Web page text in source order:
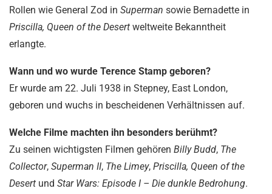
Rollen wie General Zod in Superman sowie Bernadette in
Priscilla, Queen of the Desert weltweite Bekanntheit
erlangte.
Wann und wo wurde Terence Stamp geboren?
Er wurde am 22. Juli 1938 in Stepney, East London,
geboren und wuchs in bescheidenen Verhältnissen auf.
Welche Filme machten ihn besonders berühmt?
Zu seinen wichtigsten Filmen gehören Billy Budd, The
Collector, Superman II, The Limey, Priscilla, Queen of the
Desert und Star Wars: Episode I – Die dunkle Bedrohung.